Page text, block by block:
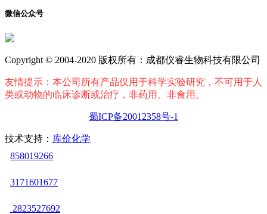
微信公众号
Copyright © 2004-2020 版权所有：成都仪睿生物科技有限公司
友情提示：本公司所有产品仅用于科学实验研究，不可用于人
类或动物的临床诊断或治疗，非药用、非食用。
蜀ICP备20012358号-1
技术支持： 库价化学
858019266
3171601677
2823527692